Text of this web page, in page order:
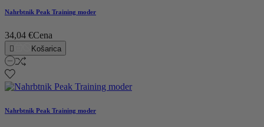
Nahrbtnik Peak Training moder
34,04 €Cena
 Košarica
Nahrbtnik Peak Training moder